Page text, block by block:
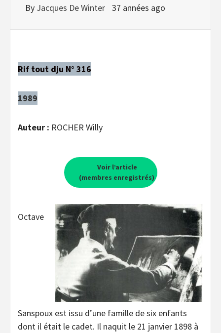
By Jacques De Winter 37 années ago
Rif tout dju N° 316
1989
Auteur : ROCHER Willy
Voir l’article
(membres enregistrés)
Octave
Sanspoux est issu d’une famille de six enfants
dont il était le cadet. Il naquit le 21 janvier 1898 à